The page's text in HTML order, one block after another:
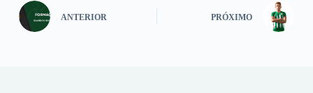
ANTERIOR PRÓXIMO